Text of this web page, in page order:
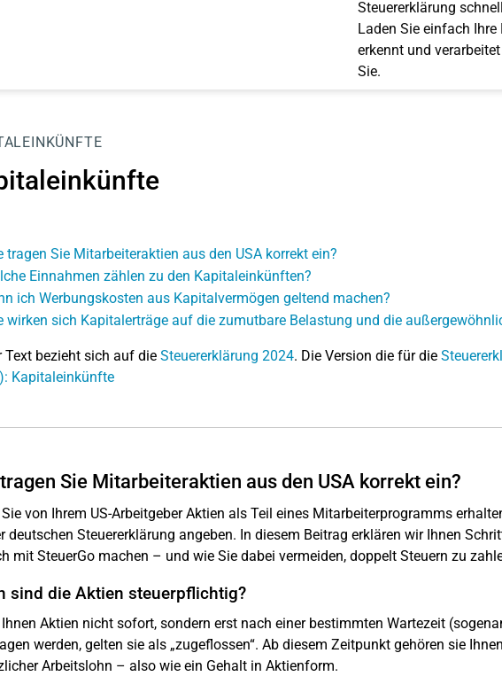
Steuererklärung
Laden Sie einfach
erkennt und
Sie.
tragen Sie Mitarbeiteraktien aus den USA korrekt ein?
Einnahmen zählen zu den Kapitaleinkünften?
ich Werbungskosten aus Kapitalvermögen geltend machen?
wirken sich Kapitalerträge auf die zumutbare Belastung und die
Text bezieht sich auf die Steuererklärung 2024. Die Version die für die
Kapitaleinkünfte
Sie Mitarbeiteraktien aus den USA korrekt ein?
von Ihrem US-Arbeitgeber Aktien als Teil eines Mitarbeiterprogramms
deutschen Steuererklärung angeben. In diesem Beitrag erklären wir Ihnen
mit SteuerGo machen – und wie Sie dabei vermeiden, doppelt Steuern zu
sind die Aktien steuerpflichtig?
Aktien nicht sofort, sondern erst nach einer bestimmten Wartezeit
werden, gelten sie als „zugeflossen“. Ab diesem Zeitpunkt gehören sie
Arbeitslohn – also wie ein Gehalt in Aktienform.